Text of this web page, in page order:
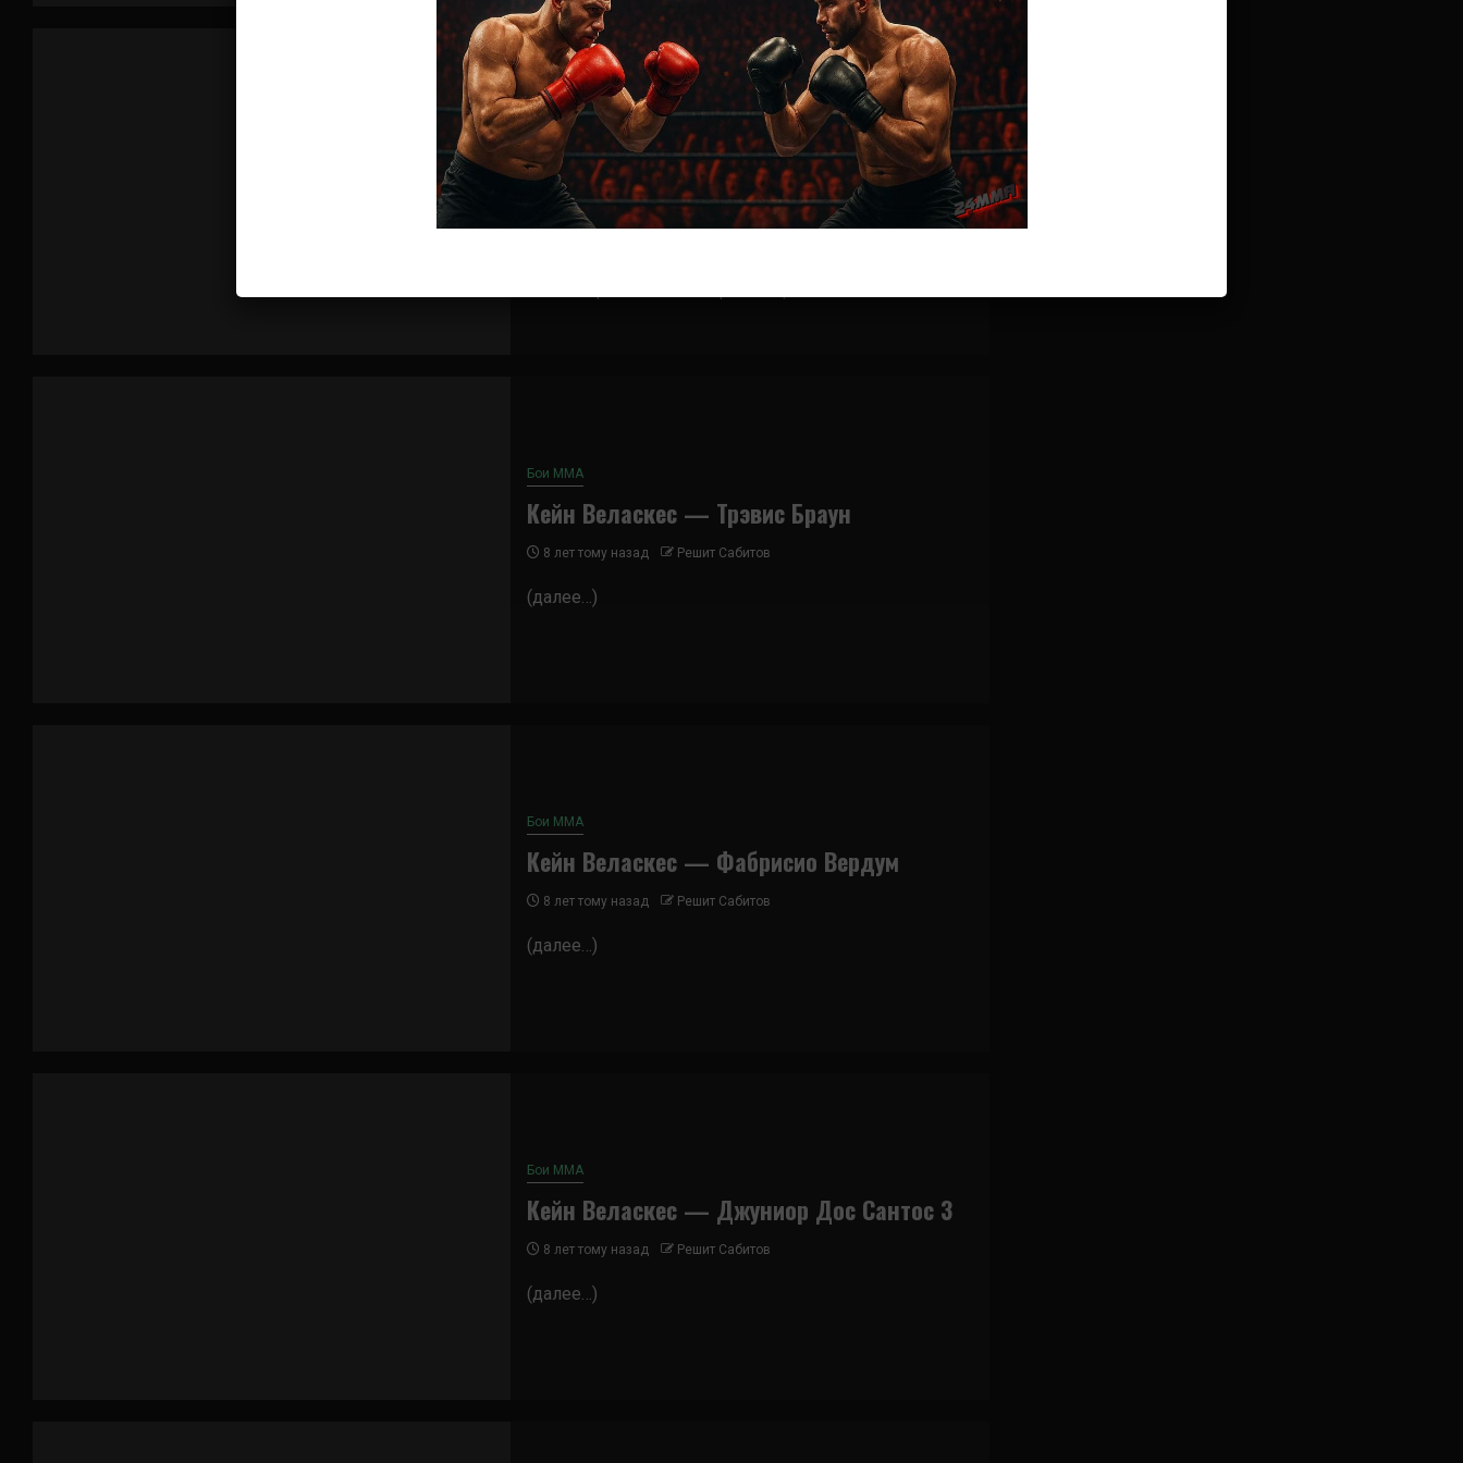
Прямая трансляция UFC
Прямая трансляция UFC Fight Night 133:
Джуниор Дос Сантос – Благой Иванов
8 лет тому назад Решит Сабитов
Бои ММА
Кейн Веласкес — Трэвис Браун
8 лет тому назад Решит Сабитов
(далее…)
Бои ММА
Кейн Веласкес — Фабрисио Вердум
8 лет тому назад Решит Сабитов
(далее…)
Бои ММА
Кейн Веласкес — Джуниор Дос Сантос 3
8 лет тому назад Решит Сабитов
(далее…)